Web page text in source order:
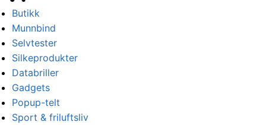
Butikk
Munnbind
Selvtester
Silkeprodukter
Databriller
Gadgets
Popup-telt
Sport & friluftsliv